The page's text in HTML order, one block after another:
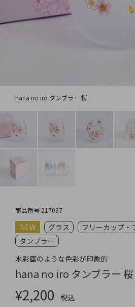
hana no iro タンブラー 桜
商品番号 217087
NEW グラス
フリーカップ・
タンブラー
水彩画のような色彩が印象的
hana no iro タンブラー 桜
¥2,200
税込